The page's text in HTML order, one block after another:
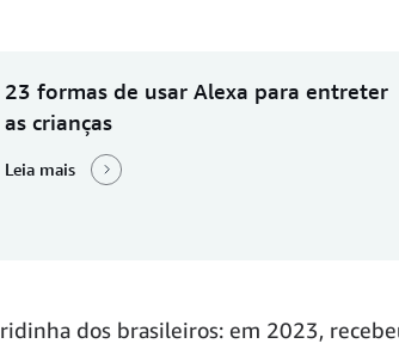
23 formas de usar Alexa para entreter
as crianças
Leia mais
dos brasileiros: em 2023,